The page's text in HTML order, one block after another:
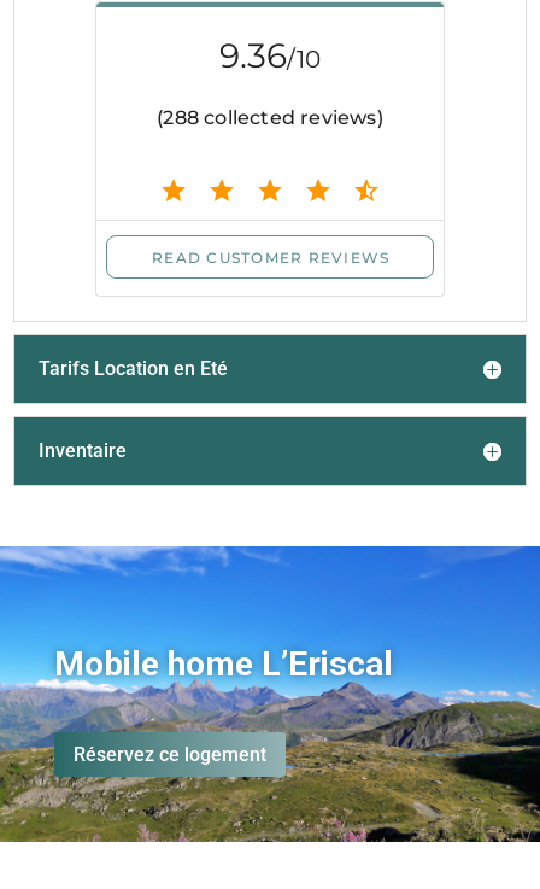
Tarifs Location en Eté
Inventaire
Mobile home L’Eriscal
Réservez ce logement